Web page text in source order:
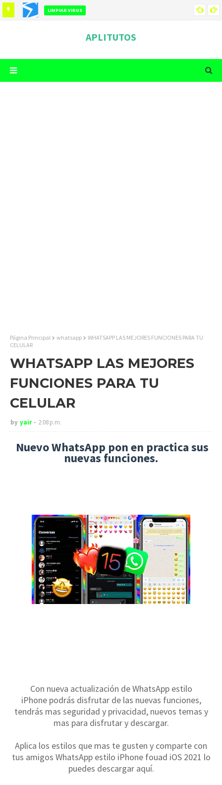
LIMPIAR VIRUS
APLITUTOS
Página Principal whatsapp
WHATSAPP LAS MEJORES FUNCIONES PARA TU
CELULAR
WHATSAPP LAS MEJORES
FUNCIONES PARA TU
CELULAR
by yair 2:08 p.m.
Nuevo WhatsApp pon en practica sus
nuevas funciones.
Con nueva actualización de WhatsApp estilo
iPhone podrás disfrutar de las nuevas funciones,
tendrás mas seguridad y privacidad, nuevos temas y
mas para disfrutar y descargar.
Aplica los estilos que mas te gusten y comparte con
tus amigos WhatsApp estilo iPhone fouad iOS 2021 lo
puedes descargar aquí.